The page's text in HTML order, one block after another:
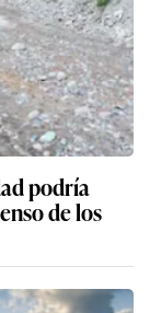
podría
de los